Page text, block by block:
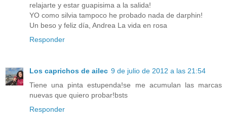
relajarte y estar guapisima a la salida!
YO como silvia tampoco he probado nada de darphin!
Un beso y feliz día, Andrea La vida en rosa
Responder
Los caprichos de ailec 9 de julio de 2012 a las 21:54
Tiene una pinta estupenda!se me acumulan las marcas
nuevas que quiero probar!bsts
Responder